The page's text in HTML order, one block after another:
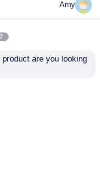
Amy
product are you looking